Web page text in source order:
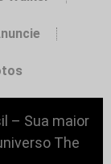
– Sua maior
The